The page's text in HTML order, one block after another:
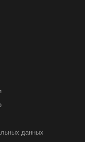
данных